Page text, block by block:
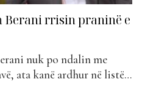
Berani rrisin praninë e
nuk po ndalin me
ata kanë ardhur në listë